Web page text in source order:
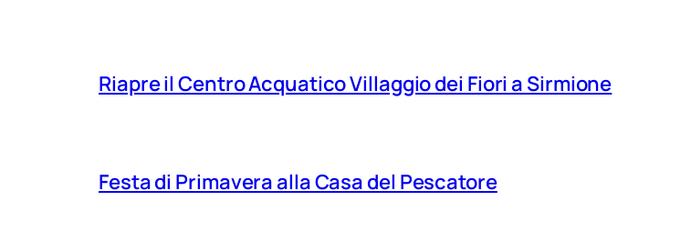
Riapre il Centro Acquatico Villaggio dei Fiori a Sirmione
Festa di Primavera alla Casa del Pescatore